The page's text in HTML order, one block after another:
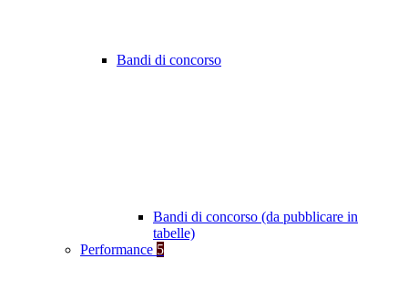
Bandi di concorso
Bandi di concorso (da pubblicare in
tabelle)
Performance 5